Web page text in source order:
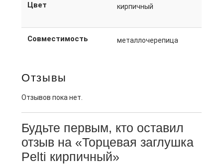
Цвет кирпичный
Совместимость металлочерепица
Отзывы
Отзывов пока нет.
Будьте первым, кто оставил
отзыв на «Торцевая заглушка
Pelti кирпичный»